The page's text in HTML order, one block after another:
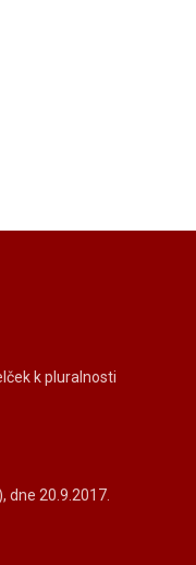
k pluralnosti
20.9.2017.